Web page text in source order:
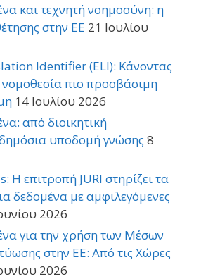
και τεχνητή νοημοσύνη: η
στην ΕΕ 21 Ιουλίου
Identifier (ELI): Κάνοντας
πιο προσβάσιμη
14 Ιουλίου 2026
από διοικητική
υποδομή γνώσης 8
επιτροπή JURI στηρίζει τα
δεδομένα με αμφιλεγόμενες
2026
για την χρήση των Μέσων
στην ΕΕ: Από τις Χώρες
2026